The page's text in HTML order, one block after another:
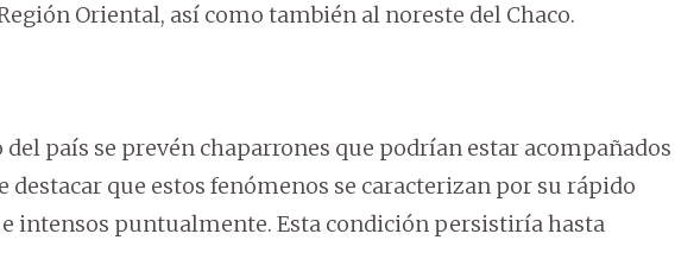
Oriental, así como también al noreste del Chaco.
país se prevén chaparrones que podrían estar acompañados
destacar que estos fenómenos se caracterizan por su rápido
intensos puntualmente. Esta condición persistiría hasta